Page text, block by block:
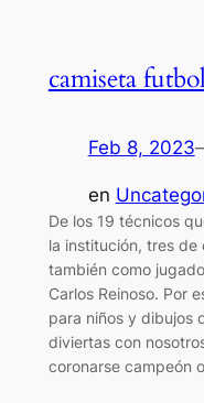
camiseta
Feb 8, 2023
en
De los 19 técnicos
la institución, tres de
también como
Carlos Reinoso. Por
para niños y dibujos
diviertas con
coronarse campeón